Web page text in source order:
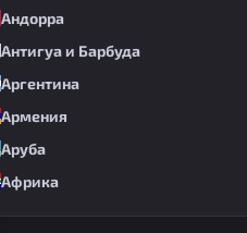
Андорра
Антигуа и Барбуда
Аргентина
Армения
Аруба
Африка